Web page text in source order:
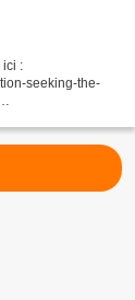
ici :
seeking-the-
ufo-